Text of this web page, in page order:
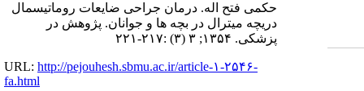
حکمی فتح اله. درمان جراحی ضایعات روماتیسمال
دریچه میترال در بچه ها و جوانان. پژوهش در
پزشکی. ۱۳۵۴; ۳ (۳) :۲۱۷-۲۲۱
URL: http://pejouhesh.sbmu.ac.ir/article-۱-۲۵۴۶-
fa.html